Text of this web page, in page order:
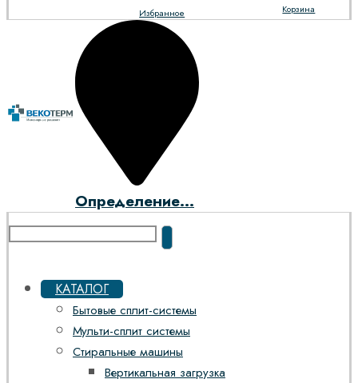
Корзина
Избранное
Определение...
КАТАЛОГ
Бытовые сплит-системы
Мульти-сплит системы
Стиральные машины
Вертикальная загрузка